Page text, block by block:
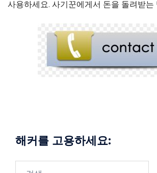
사용하세요. 사기꾼에게서 돈을 돌려받는
해커를 고용하세요: